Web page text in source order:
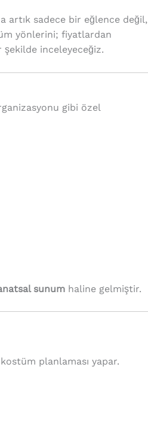
sadece bir eğlence değil,
yönlerini; fiyatlardan
inceleyeceğiz.
gibi özel
sunumhaline gelmiştir.
planlaması yapar.